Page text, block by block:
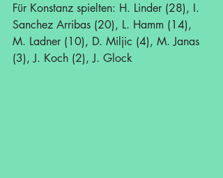
Für Konstanz spielten: H. Linder (28), I.
Sanchez Arribas (20), L. Hamm (14),
M. Ladner (10), D. Miljic (4), M. Janas
(3), J. Koch (2), J. Glock